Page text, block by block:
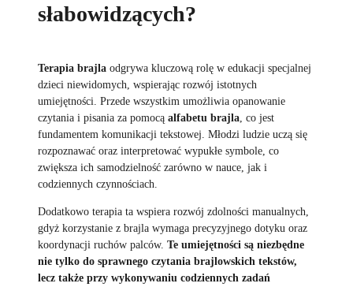
słabowidzących?
Terapia brajla odgrywa kluczową rolę w edukacji specjalnej
dzieci niewidomych, wspierając rozwój istotnych
umiejętności. Przede wszystkim umożliwia opanowanie
czytania i pisania za pomocą alfabetu brajla , co jest
fundamentem komunikacji tekstowej. Młodzi ludzie uczą się
rozpoznawać oraz interpretować wypukłe symbole, co
zwiększa ich samodzielność zarówno w nauce, jak i
codziennych czynnościach.
Dodatkowo terapia ta wspiera rozwój zdolności manualnych,
gdyż korzystanie z brajla wymaga precyzyjnego dotyku oraz
koordynacji ruchów palców. Te umiejętności są niezbędne
nie tylko do sprawnego czytania brajlowskich tekstów,
lecz także przy wykonywaniu codziennych zadań